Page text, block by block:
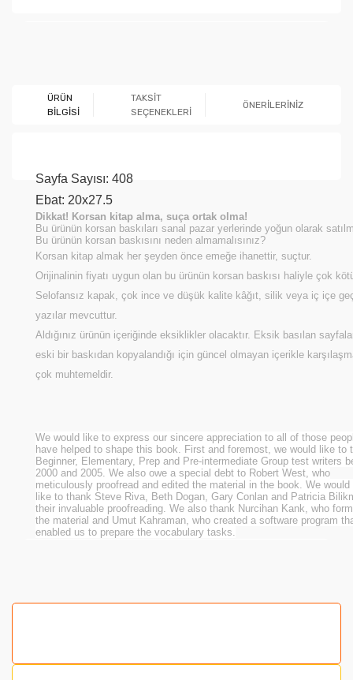
ÜRÜN
BİLGİSİ
TAKSİT
SEÇENEKLERİ
ÖNERİLERİNİZ
Sayfa Sayısı: 408
Ebat: 20x27.5
Dikkat! Korsan kitap alma, suça ortak olma!
Bu ürünün korsan baskıları sanal pazar yerlerinde yoğun olarak
Bu ürünün korsan baskısını neden almamalısınız?
Korsan kitap almak her şeyden önce emeğe ihanettir, suçtur.
Orijinalinin fiyatı uygun olan bu ürünün korsan baskısı haliyle çok
Selofansız kapak, çok ince ve düşük kalite kâğıt, silik veya iç içe
yazılar mevcuttur.
Aldığınız ürünün içeriğinde eksiklikler olacaktır. Eksik basılan
eski bir baskıdan kopyalandığı için güncel olmayan içerikle
çok muhtemeldir.
We would like to express our sincere appreciation to all of those
have helped to shape this book. First and foremost, we would like to
Beginner, Elementary, Prep and Pre-intermediate Group test writers
2000 and 2005. We also owe a special debt to Robert West, who
meticulously proofread and edited the material in the book. We would
like to thank Steve Riva, Beth Dogan, Gary Conlan and Patricia
their invaluable proofreading. We also thank Nurcihan Kank, who
the material and Umut Kahraman, who created a software program
enabled us to prepare the vocabulary tasks.